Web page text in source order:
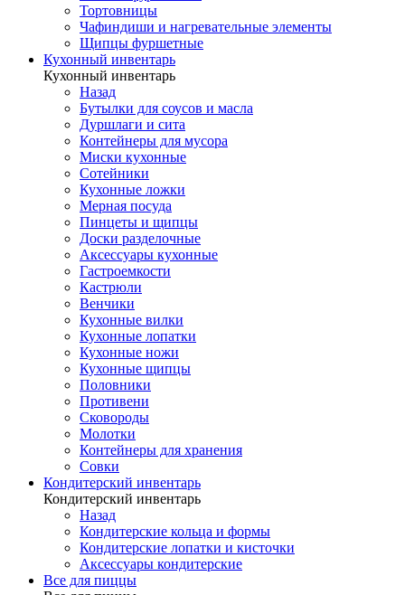
Тортовницы
Чафиндиши и нагревательные элементы
Щипцы фуршетные
Кухонный инвентарь
Кухонный инвентарь
Назад
Бутылки для соусов и масла
Дуршлаги и сита
Контейнеры для мусора
Миски кухонные
Сотейники
Кухонные ложки
Мерная посуда
Пинцеты и щипцы
Доски разделочные
Аксессуары кухонные
Гастроемкости
Кастрюли
Венчики
Кухонные вилки
Кухонные лопатки
Кухонные ножи
Кухонные щипцы
Половники
Противени
Сковороды
Молотки
Контейнеры для хранения
Совки
Кондитерский инвентарь
Кондитерский инвентарь
Назад
Кондитерские кольца и формы
Кондитерские лопатки и кисточки
Аксессуары кондитерские
Все для пиццы